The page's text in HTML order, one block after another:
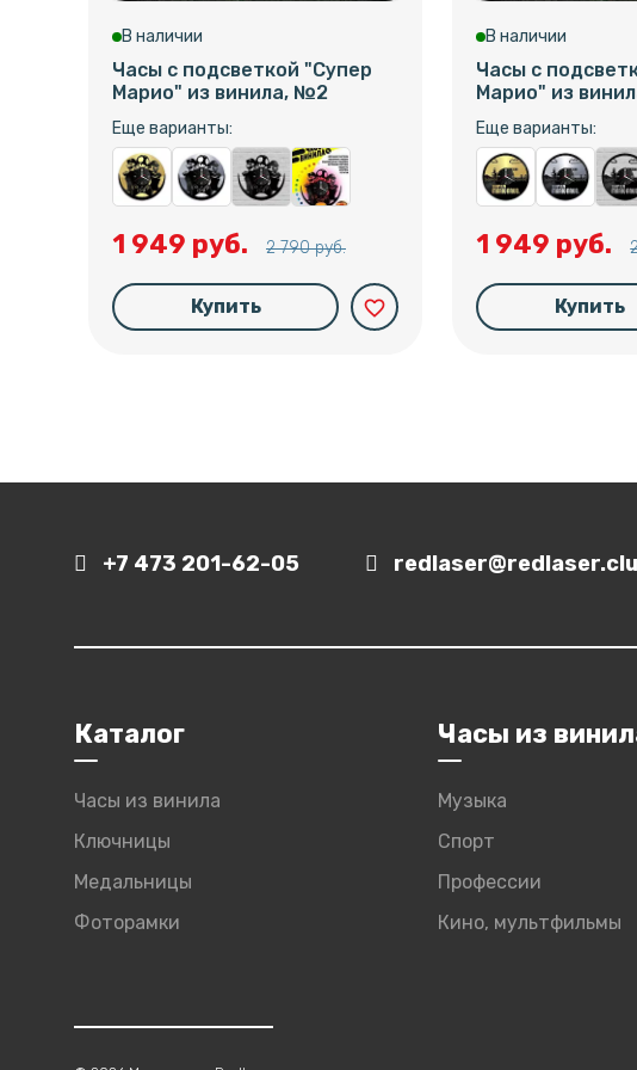
В наличии
Часы с подсветкой "Супер
Марио" из винила, №2
Еще варианты:
1 949 руб. 2 790 руб.
Купить favorite_border
В наличии
Часы с
Марио" из
Еще варианты:
1 949 руб.
Купить
+7 473 201-62-05
Каталог
Часы из винила
Ключницы
Медальницы
Фоторамки
Часы из
Музыка
Спорт
Профессии
Кино, мультфильмы